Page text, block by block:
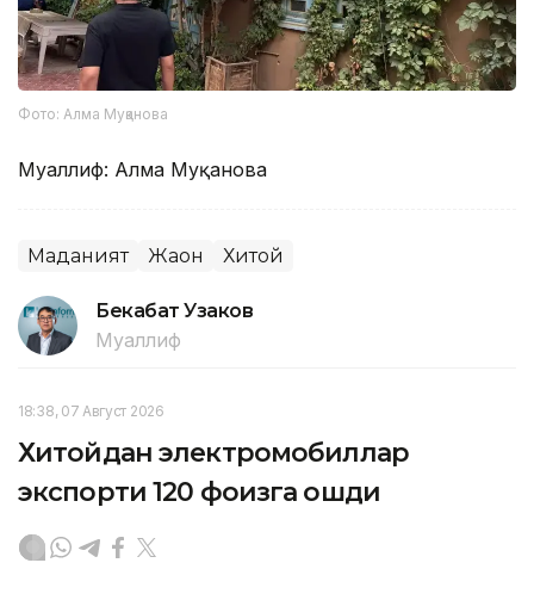
Фото: Алма Муқанова
Муаллиф: Алма Муқанова
Маданият Жаҳон Хитой
Бекабат Узаков
Муаллиф
18:38, 07 Август 2026
Хитойдан электромобиллар
экспорти 120 фоизга ошди